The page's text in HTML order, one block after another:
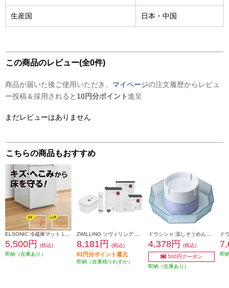
生産国 日本・中国
この商品のレビュー(全0件)
商品が届いた後ご使用いただき、 マイページの注文履歴からレビュ
ー投稿＆採用されると 10円分ポイント進呈
まだレビューはありません
こちらの商品もおすすめ
5,500円
(税込)
即納（在庫あり）
8,181円 (税込)
81円分ポイント還元
即納（在庫残りわずか）
4,378円
(税込)
500円クーポン
即納（在庫あり）
即